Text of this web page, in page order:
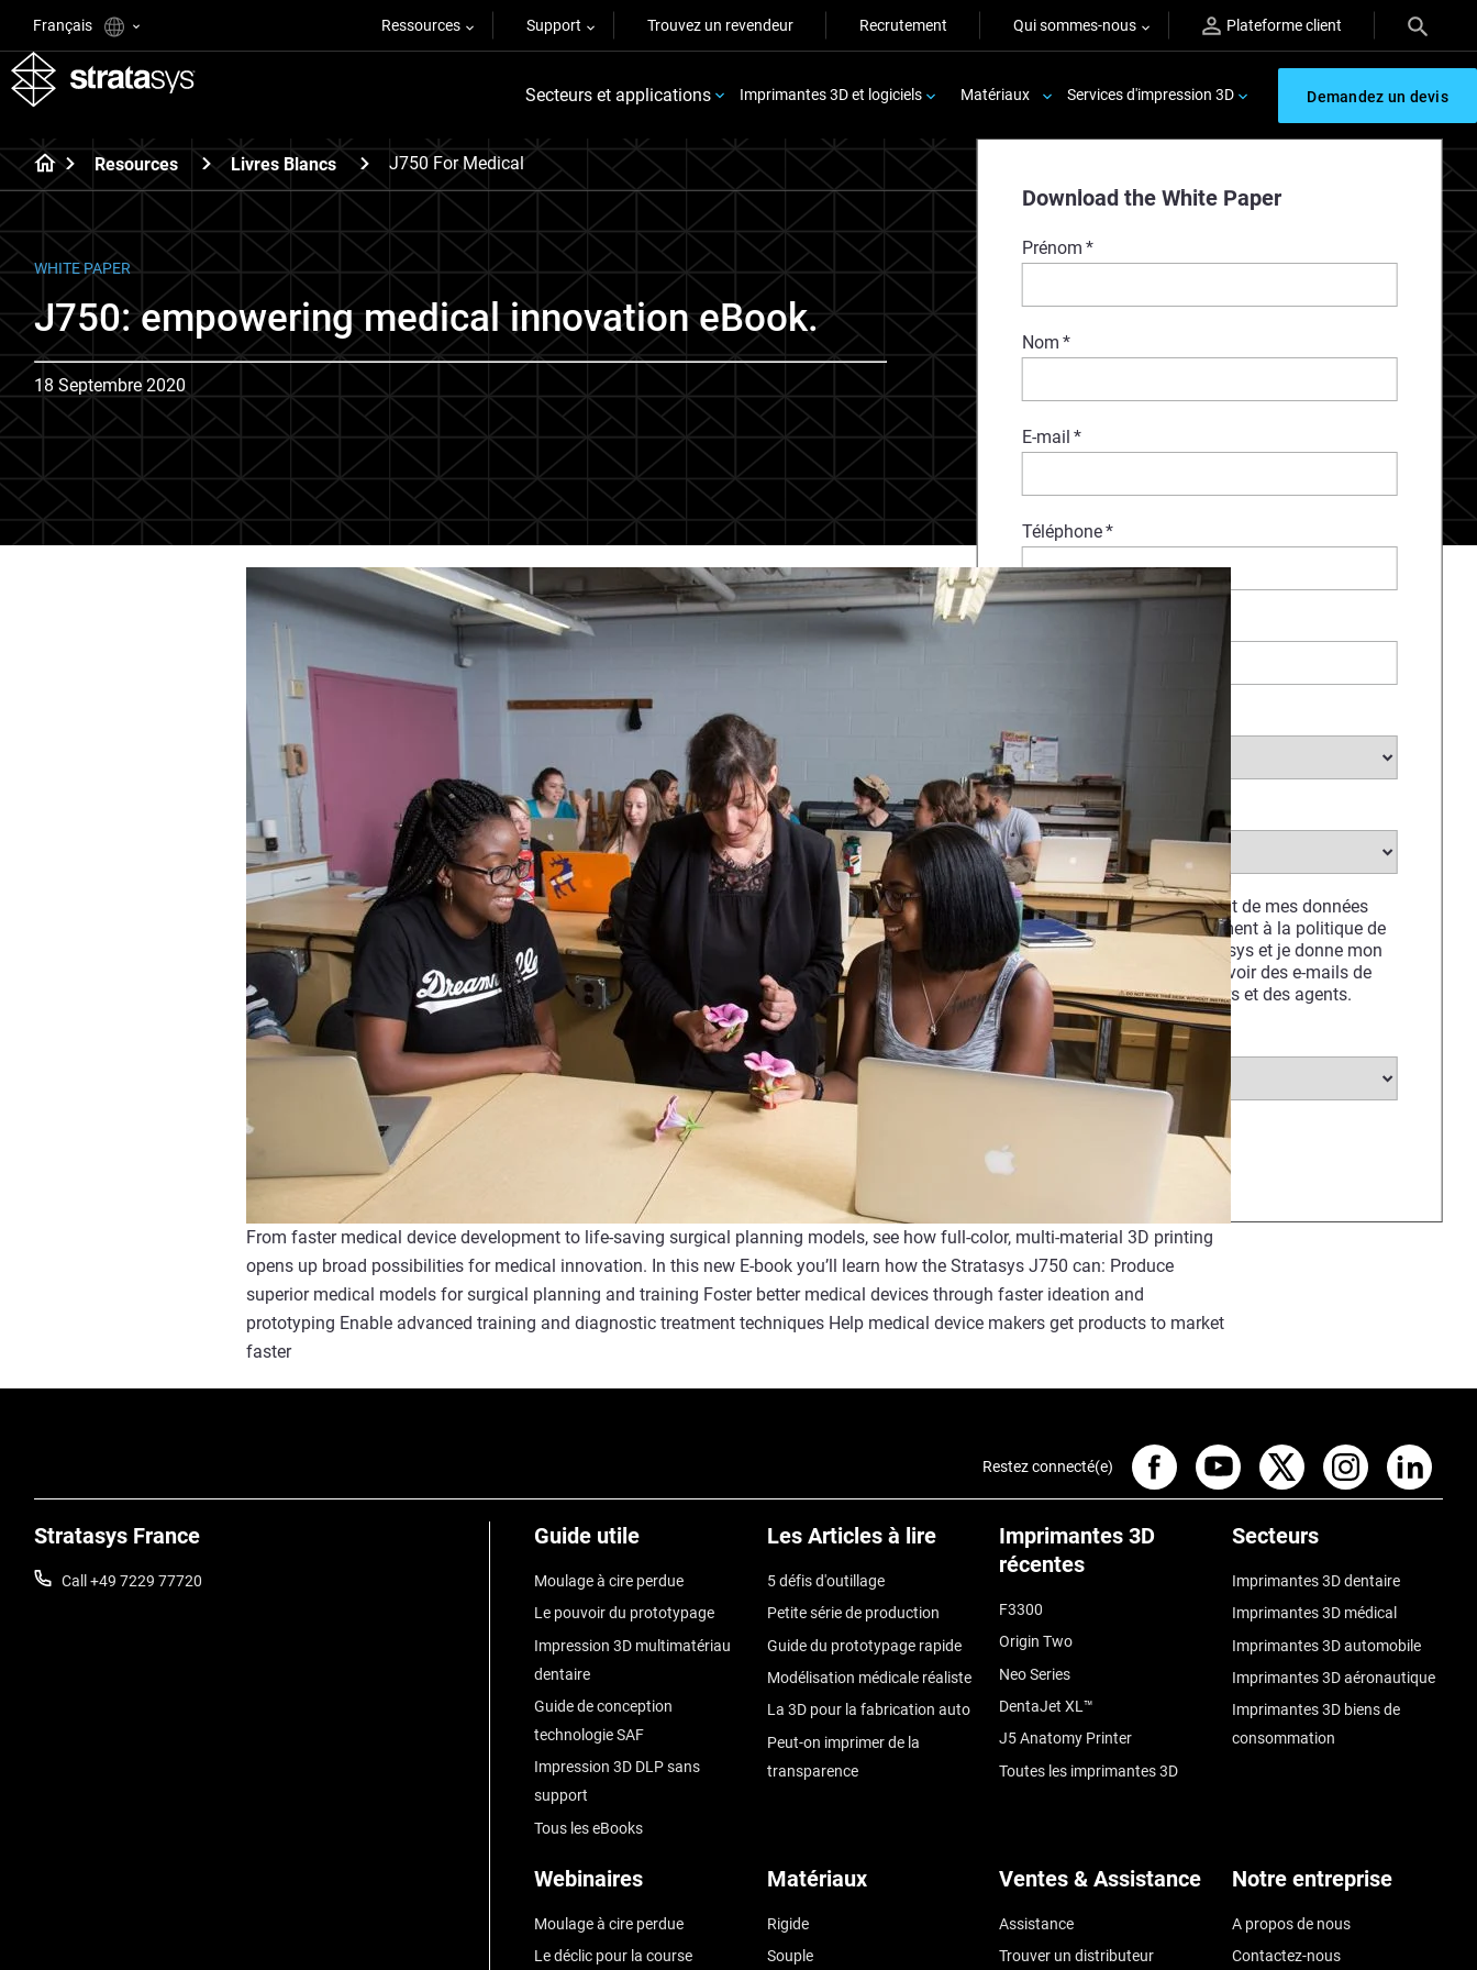
Français Ressources Support Trouvez un revendeur Recrutement Qui sommes-nous Plateforme client
Secteurs et applications Imprimantes 3D et logiciels Matériaux Services d'impression 3D Demandez un devis
Resources Livres Blancs J750 For Medical
Download the White Paper
Prénom *
Nom *
E-mail *
Téléphone*
Choisir un pays
Je consens au traitement de mes données
personnelles conformément à la politique de
confidentialité de Stratasys et je donne mon
consentement pour recevoir des e-mails de
Stratasys, des revendeurs et des agents.
Quote Request Type*
WHITE PAPER
J750: empowering medical innovation eBook.
18 Septembre 2020
From faster medical device development to life-saving surgical planning models, see how full-color, multi-material 3D printing
opens up broad possibilities for medical innovation. In this new E-book you’ll learn how the Stratasys J750 can: Produce
superior medical models for surgical planning and training Foster better medical devices through faster ideation and
prototyping Enable advanced training and diagnostic treatment techniques Help medical device makers get products to market
faster
Stratasys France
Call +49 7229 77720
Guide utile
Moulage à cire perdue
Le pouvoir du prototypage
Impression 3D multimatériau
dentaire
Guide de conception
technologie SAF
Impression 3D DLP sans
support
Tous les eBooks
Les Articles à lire
5 défis d'outillage
Petite série de production
Guide du prototypage rapide
Modélisation médicale réaliste
La 3D pour la fabrication auto
Peut-on imprimer de la
transparence
Imprimantes 3D
récentes
F3300
Origin Two
Neo Series
DentaJet XL™
J5 Anatomy Printer
Toutes les imprimantes 3D
Secteurs
Imprimantes 3D dentaire
Imprimantes 3D médical
Imprimantes 3D automobile
Imprimantes 3D aéronautique
Imprimantes 3D biens de
consommation
Webinaires
Moulage à cire perdue
Le déclic pour la course
Matériaux
Rigide
Souple
Ventes & Assistance
Assistance
Trouver un distributeur
Notre entreprise
A propos de nous
Contactez-nous
Restez connecté(e)